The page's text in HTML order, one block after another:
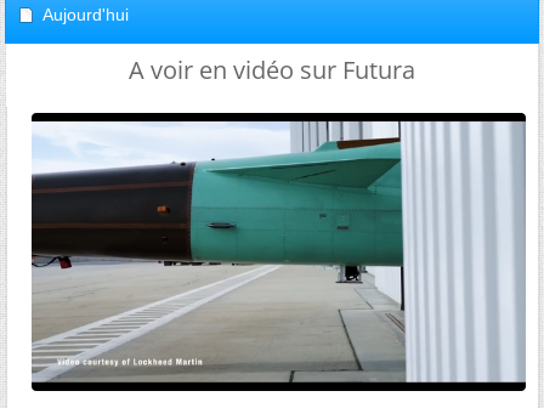
Aujourd'hui
A voir en vidéo sur Futura